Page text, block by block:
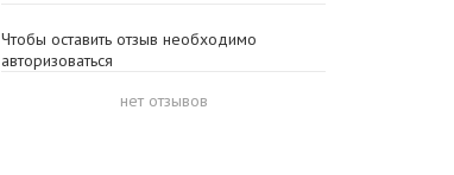
Чтобы оставить отзыв необходимо
авторизоваться
нет отзывов